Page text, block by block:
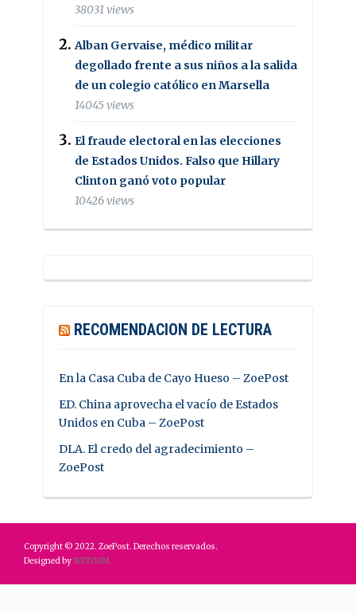
38031 views
Alban Gervaise, médico militar
degollado frente a sus niños a la salida
de un colegio católico en Marsella
14045 views
El fraude electoral en las elecciones
de Estados Unidos. Falso que Hillary
Clinton ganó voto popular
10426 views
RECOMENDACION DE LECTURA
En la Casa Cuba de Cayo Hueso – ZoePost
ED. China aprovecha el vacío de Estados
Unidos en Cuba – ZoePost
DLA. El credo del agradecimiento –
ZoePost
Copyright © 2022. ZoePost. Derechos reservados.
Designed byWPZOOM